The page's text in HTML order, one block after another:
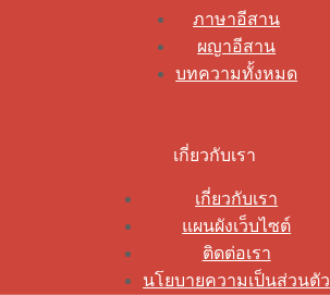
ภาษาอีสาน
ผญาอีสาน
บทความทั้งหมด
เกี่ยวกับเรา
เกี่ยวกับเรา
แผนผังเว็บไซต์
ติดต่อเรา
นโยบายความเป็นส่วนตัว